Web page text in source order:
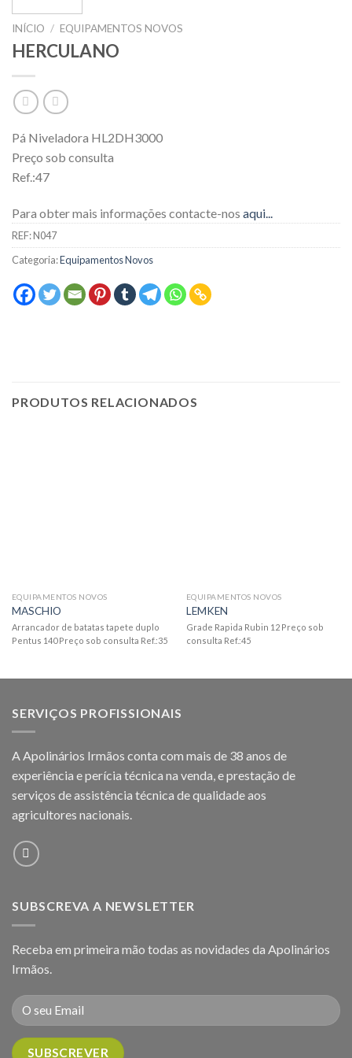
INÍCIO / EQUIPAMENTOS NOVOS
HERCULANO
Pá Niveladora HL2DH3000
Preço sob consulta
Ref.:47
Para obter mais informações contacte-nos aqui...
REF:N047
Categoria:Equipamentos Novos
PRODUTOS RELACIONADOS
EQUIPAMENTOS NOVOS
MASCHIO
Arrancador de batatas tapete duplo
Pentus 140 Preço sob consulta Ref.:35
EQUIPAMENTOS NOVOS
LEMKEN
Grade Rapida Rubin 12 Preço sob
consulta Ref.:45
SERVIÇOS PROFISSIONAIS
A Apolinários Irmãos conta com mais de 38 anos de
experiência e perícia técnica na venda, e prestação de
serviços de assistência técnica de qualidade aos
agricultores nacionais.
SUBSCREVA A NEWSLETTER
Receba em primeira mão todas as novidades da Apolinários
Irmãos.